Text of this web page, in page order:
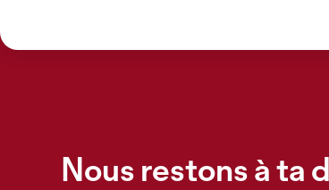
Nous restons à ta